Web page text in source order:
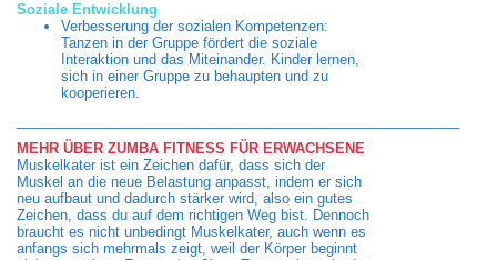
Soziale Entwicklung
Verbesserung der sozialen Kompetenzen:
Tanzen in der Gruppe fördert die soziale
Interaktion und das Miteinander. Kinder lernen,
sich in einer Gruppe zu behaupten und zu
kooperieren.
MEHR ÜBER ZUMBA FITNESS FÜR ERWACHSENE
Muskelkater ist ein Zeichen dafür, dass sich der
Muskel an die neue Belastung anpasst, indem er sich
neu aufbaut und dadurch stärker wird, also ein gutes
Zeichen, dass du auf dem richtigen Weg bist. Dennoch
braucht es nicht unbedingt Muskelkater, auch wenn es
anfangs sich mehrmals zeigt, weil der Körper beginnt